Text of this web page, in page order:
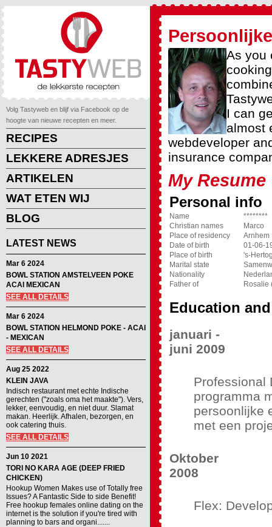
Volg Tastyweb en blijf via Facebook op de
hoogte van nieuwe recepten en meer.
RECIPES
LEKKERE ADRESJES
ARTIKELEN
WAT ETEN WIJ
BLOG
LATEST NEWS
Mar 6 2024
BOWL STATION AMSTELVEEN POKE
ACAI MEXICAN
SEE ALL DETAILS
Mar 6 2024
BOWL STATION HELMOND POKE - ACAI
- MEXICAN
SEE ALL DETAILS
Aug 25 2022
KLEIN JAVA
Indisch restaurant met echte Indische
gerechten ("zoals oma het maakte"). Vers,
lekker, eenvoudig, en niet duur. Slamat
makan. Heerlijk. Afhalen, bezorgen, en
ook catering thuis.
SEE ALL DETAILS
Jun 10 2021
TORI NO KARA AGE (DEEP FRIED
CHICKEN)
Hookup Women Makes use of Totally free
Issues? A Fantastic Side to side Benefit!
Free hookup females online dating on the
internet is the solution if you're tired with
planning to bars and organi.......
As you
I can
almost
webdeveloper
insurance
My Resume
Personal info
Name
********
Christian names
Marco
Place of residency
Arnhem
Date of birth
01-06-
Place of birth
's-
Marital state
Nationality
Father of
Rosalie
Education
januari -
juni 2009
Professional
programma
persoonlijke
met een
Oktober
2008
Flex: